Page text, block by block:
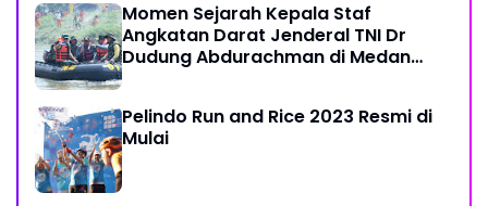
Momen Sejarah Kepala Staf
Angkatan Darat Jenderal TNI Dr
Dudung Abdurachman di Medan
Pelindo Run and Rice 2023 Resmi di
Mulai